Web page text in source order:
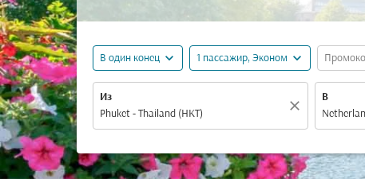
В один конец expand_more 1 пассажир, Эконом expand_more
Из
close
В